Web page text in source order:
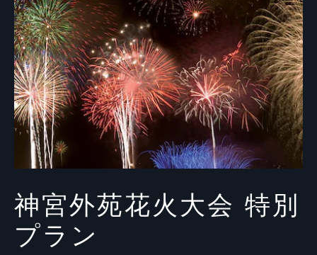
神宮外苑花火大会 特別
プラン